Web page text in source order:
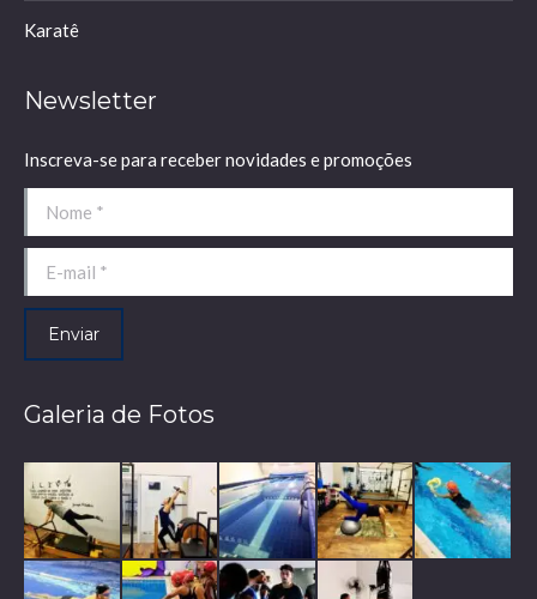
Karatê
Newsletter
Inscreva-se para receber novidades e promoções
Nome *
E-mail *
Enviar
Galeria de Fotos